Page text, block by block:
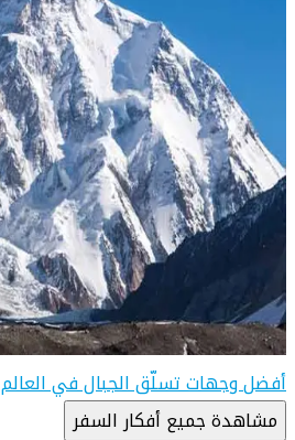
أفضل وجهات تسلّق الجبال في العالم
مشاهدة جميع أفكار السفر